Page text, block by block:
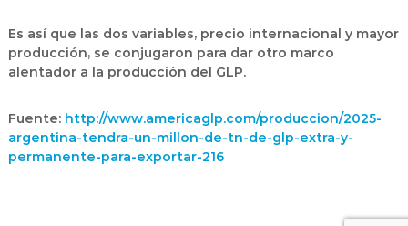
Es así que las dos variables, precio internacional y mayor
producción, se conjugaron para dar otro marco
alentador a la producción del GLP.
Fuente: http://www.americaglp.com/produccion/2025-
argentina-tendra-un-millon-de-tn-de-glp-extra-y-
permanente-para-exportar-216